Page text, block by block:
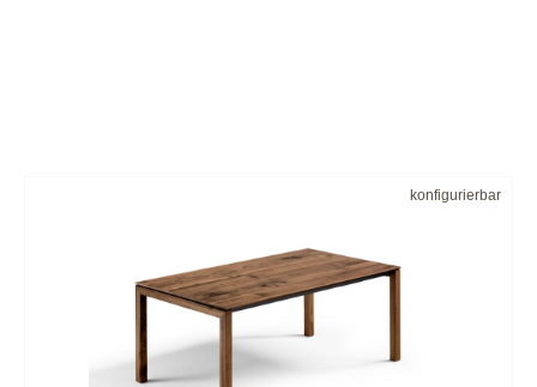
konfigurierbar